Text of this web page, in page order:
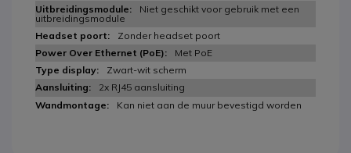
Niet geschikt voor gebruik met een
uitbreidingsmodule
Zonder headset poort
Met PoE
Zwart-wit scherm
2x RJ45 aansluiting
Kan niet aan de muur bevestigd worden